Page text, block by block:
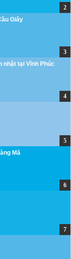
Giấy
nhật tại Vĩnh Phúc
Mã